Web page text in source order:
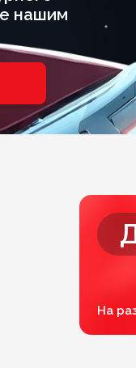
нашим
На